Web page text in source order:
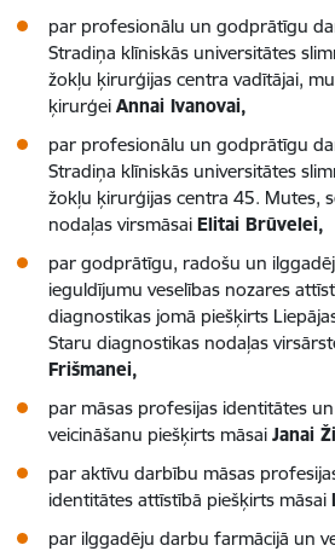
par profesionālu un godprātīgu
Stradiņa klīniskās universitātes
žokļu ķirurģijas centra vadītājai,
ķirurģei Annai Ivanovai,
par profesionālu un godprātīgu
Stradiņa klīniskās universitātes
žokļu ķirurģijas centra 45. Mutes,
nodaļas virsmāsai Elitai Brūvelei,
par godprātīgu, radošu un
ieguldījumu veselības nozares
diagnostikas jomā piešķirts
Staru diagnostikas nodaļas
Frišmanei,
par māsas profesijas identitātes
veicināšanu piešķirts māsai Janai
par aktīvu darbību māsas
identitātes attīstībā piešķirts māsai
par ilggadēju darbu farmācijā un